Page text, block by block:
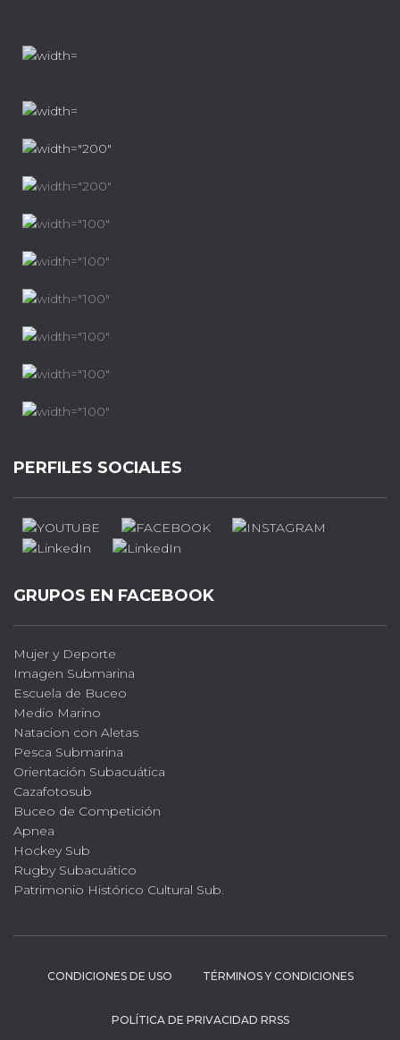
PERFILES SOCIALES
GRUPOS EN FACEBOOK
Mujer y Deporte
Imagen Submarina
Escuela de Buceo
Medio Marino
Natacion con Aletas
Pesca Submarina
Orientación Subacuática
Cazafotosub
Buceo de Competición
Apnea
Hockey Sub
Rugby Subacuático
Patrimonio Histórico Cultural Sub.
CONDICIONES DE USO TÉRMINOS Y CONDICIONES
POLÍTICA DE PRIVACIDAD RRSS